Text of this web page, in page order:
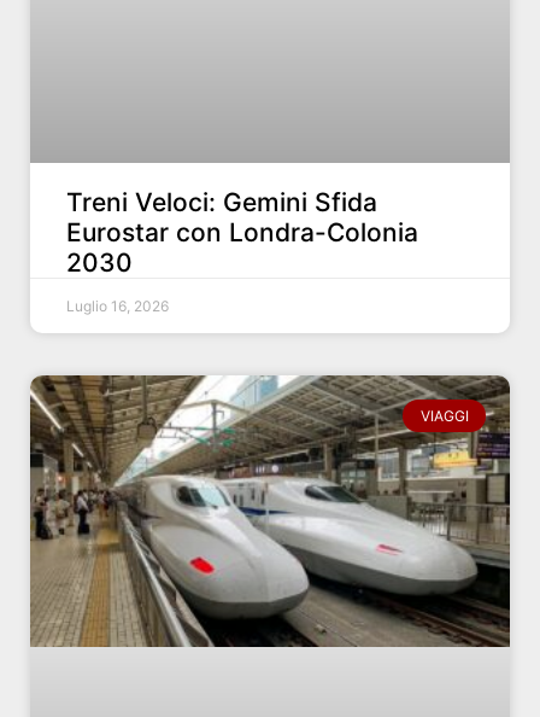
Treni Veloci: Gemini Sfida
Eurostar con Londra-Colonia
2030
Luglio 16, 2026
VIAGGI